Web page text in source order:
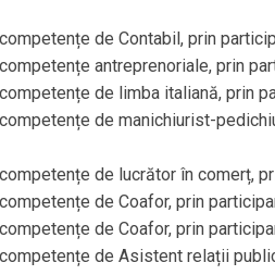
de Contabil, prin
antreprenoriale, prin
de limba italiană, prin
de manichiurist-
de lucrător în comerț,
de Coafor, prin
de Coafor, prin
de Asistent relații